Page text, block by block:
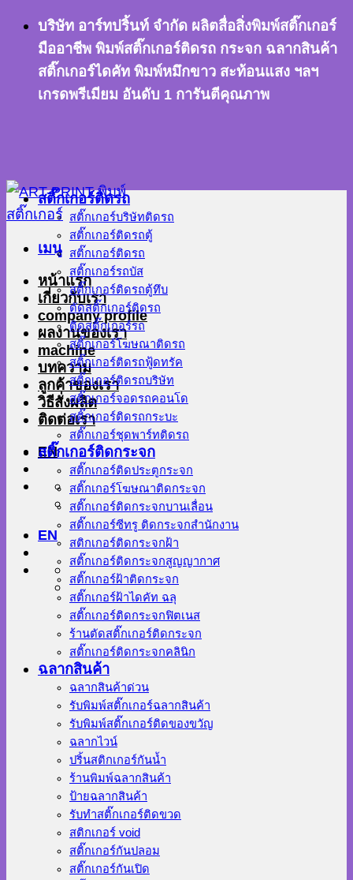
ข้าม
เนื้อหา
บริษัท อาร์ทปริ้นท์ จำกัด ผลิตสื่อสิ่งพิมพ์สติ๊กเกอร์
มืออาชีพ พิมพ์สติ๊กเกอร์ติดรถ กระจก ฉลากสินค้า
สติ๊กเกอร์ไดคัท พิมพ์หมึกขาว สะท้อนแสง ฯลฯ
เกรดพรีเมียม อันดับ 1 การันตีคุณภาพ
เมนู
หน้าแรก
เกี่ยวกับเรา
company profile
ผลงานของเรา
machine
บทความ
ลูกค้าของเรา
วิธีสั่งผลิต
ติดต่อเรา
EN
EN
สติ๊กเกอร์ติดรถ
สติ๊กเกอร์บริษัทติดรถ
สติ๊กเกอร์ติดรถตู้
สติ๊กเกอร์ติดรถ
สติ๊กเกอร์รถบัส
สติ๊กเกอร์ติดรถตู้ทึบ
ตัดสติ๊กเกอร์ติดรถ
ติดสติ๊กเกอร์รถ
สติ๊กเกอร์โฆษณาติดรถ
สติ๊กเกอร์ติดรถฟู้ดทรัค
สติ๊กเกอร์ติดรถบริษัท
สติ๊กเกอร์จอดรถคอนโด
สติ๊กเกอร์ติดรถกระบะ
สติ๊กเกอร์ชุดพาร์ทติดรถ
สติ๊กเกอร์ติดกระจก
สติ๊กเกอร์ติดประตูกระจก
สติ๊กเกอร์โฆษณาติดกระจก
สติ๊กเกอร์ติดกระจกบานเลื่อน
สติ๊กเกอร์ซีทรู ติดกระจกสำนักงาน
สติกเกอร์ติดกระจกฝ้า
สติ๊กเกอร์ติดกระจกสูญญากาศ
สติ๊กเกอร์ฝ้าติดกระจก
สติ๊กเกอร์ฝ้าไดคัท ฉลุ
สติ๊กเกอร์ติดกระจกฟิตเนส
ร้านตัดสติ๊กเกอร์ติดกระจก
สติ๊กเกอร์ติดกระจกคลินิก
ฉลากสินค้า
ฉลากสินค้าด่วน
รับพิมพ์สติ๊กเกอร์ฉลากสินค้า
รับพิมพ์สติ๊กเกอร์ติดของขวัญ
ฉลากไวน์
ปริ้นสติกเกอร์กันน้ำ
ร้านพิมพ์ฉลากสินค้า
ป้ายฉลากสินค้า
รับทำสติ๊กเกอร์ติดขวด
สติกเกอร์ void
สติ๊กเกอร์กันปลอม
สติ๊กเกอร์กันเปิด